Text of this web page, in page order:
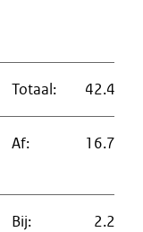
Totaal: 42.454
Af: 16.740
Bij: 2.203